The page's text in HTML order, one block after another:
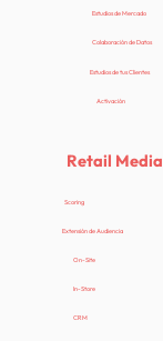
Estudios de Mercado
Colaboración de Datos
Estudios de tus Clientes
Activación
Retail Media
Scoring
Extensión de Audiencia
On-Site
In-Store
CRM